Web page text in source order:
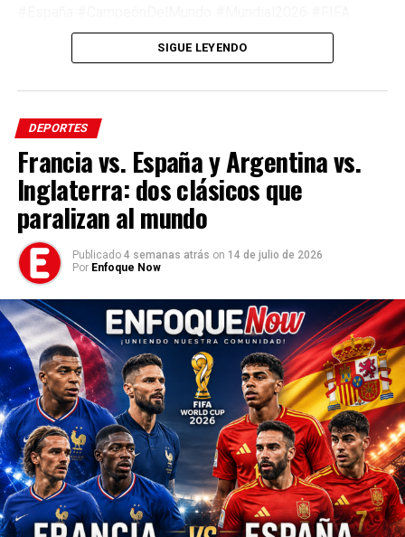
#Argentina #Fútbol #LaRoja #WorldCup2026
#JimmyPizarro #EnfoqueNow
SIGUE LEYENDO
DEPORTES
Francia vs. España y Argentina vs.
Inglaterra: dos clásicos que
paralizan al mundo
Publicado 4 semanas atrás on 14 de julio de 2026
Por Enfoque Now